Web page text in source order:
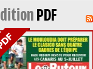
PDF